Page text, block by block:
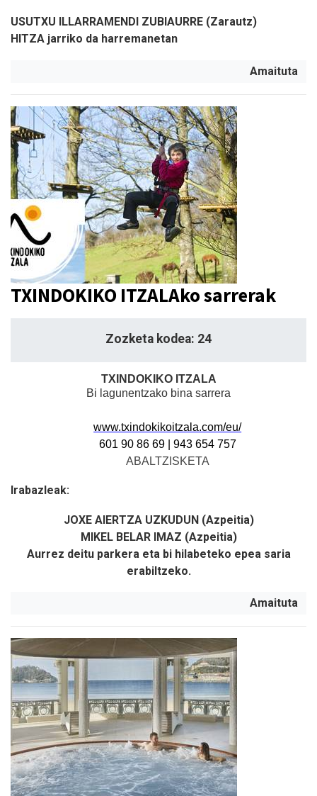
USUTXU ILLARRAMENDI ZUBIAURRE (Zarautz)
HITZA jarriko da harremanetan
Amaituta
TXINDOKIKO ITZALAko sarrerak
Zozketa kodea: 24
TXINDOKIKO ITZALA
Bi lagunentzako bina sarrera
www.txindokikoitzala.com/eu/
601 90 86 69 | 943 654 757
ABALTZISKETA
Irabazleak:
JOXE AIERTZA UZKUDUN (Azpeitia)
MIKEL BELAR IMAZ (Azpeitia)
Aurrez deitu parkera eta bi hilabeteko epea saria
erabiltzeko.
Amaituta